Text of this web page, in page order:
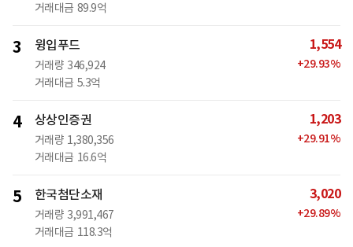
거래대금 89.9억
3 윙입푸드
거래량 346,924
거래대금 5.3억
1,554
+29.93%
4 상상인증권
거래량 1,380,356
거래대금 16.6억
1,203
+29.91%
5 한국첨단소재
거래량 3,991,467
거래대금 118.3억
3,020
+29.89%